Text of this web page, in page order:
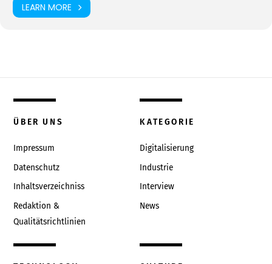
LEARN MORE
ÜBER UNS
Impressum
Datenschutz
Inhaltsverzeichniss
Redaktion &
Qualitätsrichtlinien
KATEGORIE
Digitalisierung
Industrie
Interview
News